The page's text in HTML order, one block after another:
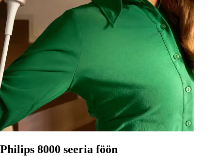
Philips 8000 seeria föön